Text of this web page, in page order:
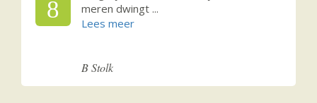
8
meren dwingt ...
B Stolk